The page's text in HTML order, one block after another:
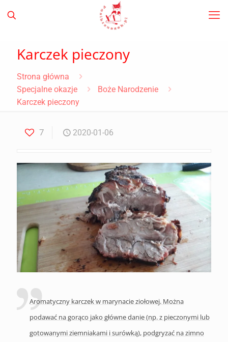
Karczek pieczony
Strona główna
Specjalne okazje
Boże Narodzenie
Karczek pieczony
7 2020-01-06
Aromatyczny karczek w marynacie ziołowej. Można
podawać na gorąco jako główne danie (np. z pieczonymi lub
gotowanymi ziemniakami i surówką), podgryzać na zimno